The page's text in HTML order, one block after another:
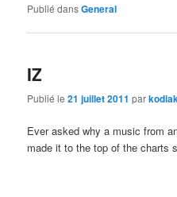
Publié dansGeneral
IZ
Publié le21 juillet 2011 par
Ever asked why a music from
made it to the top of the charts